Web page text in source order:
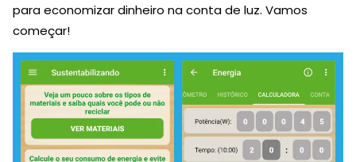
para economizar dinheiro na conta de luz. Vamos
começar!